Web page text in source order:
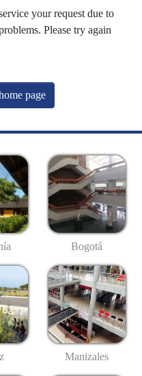
your request due to
Please try again
page
Bogotá
Manizales